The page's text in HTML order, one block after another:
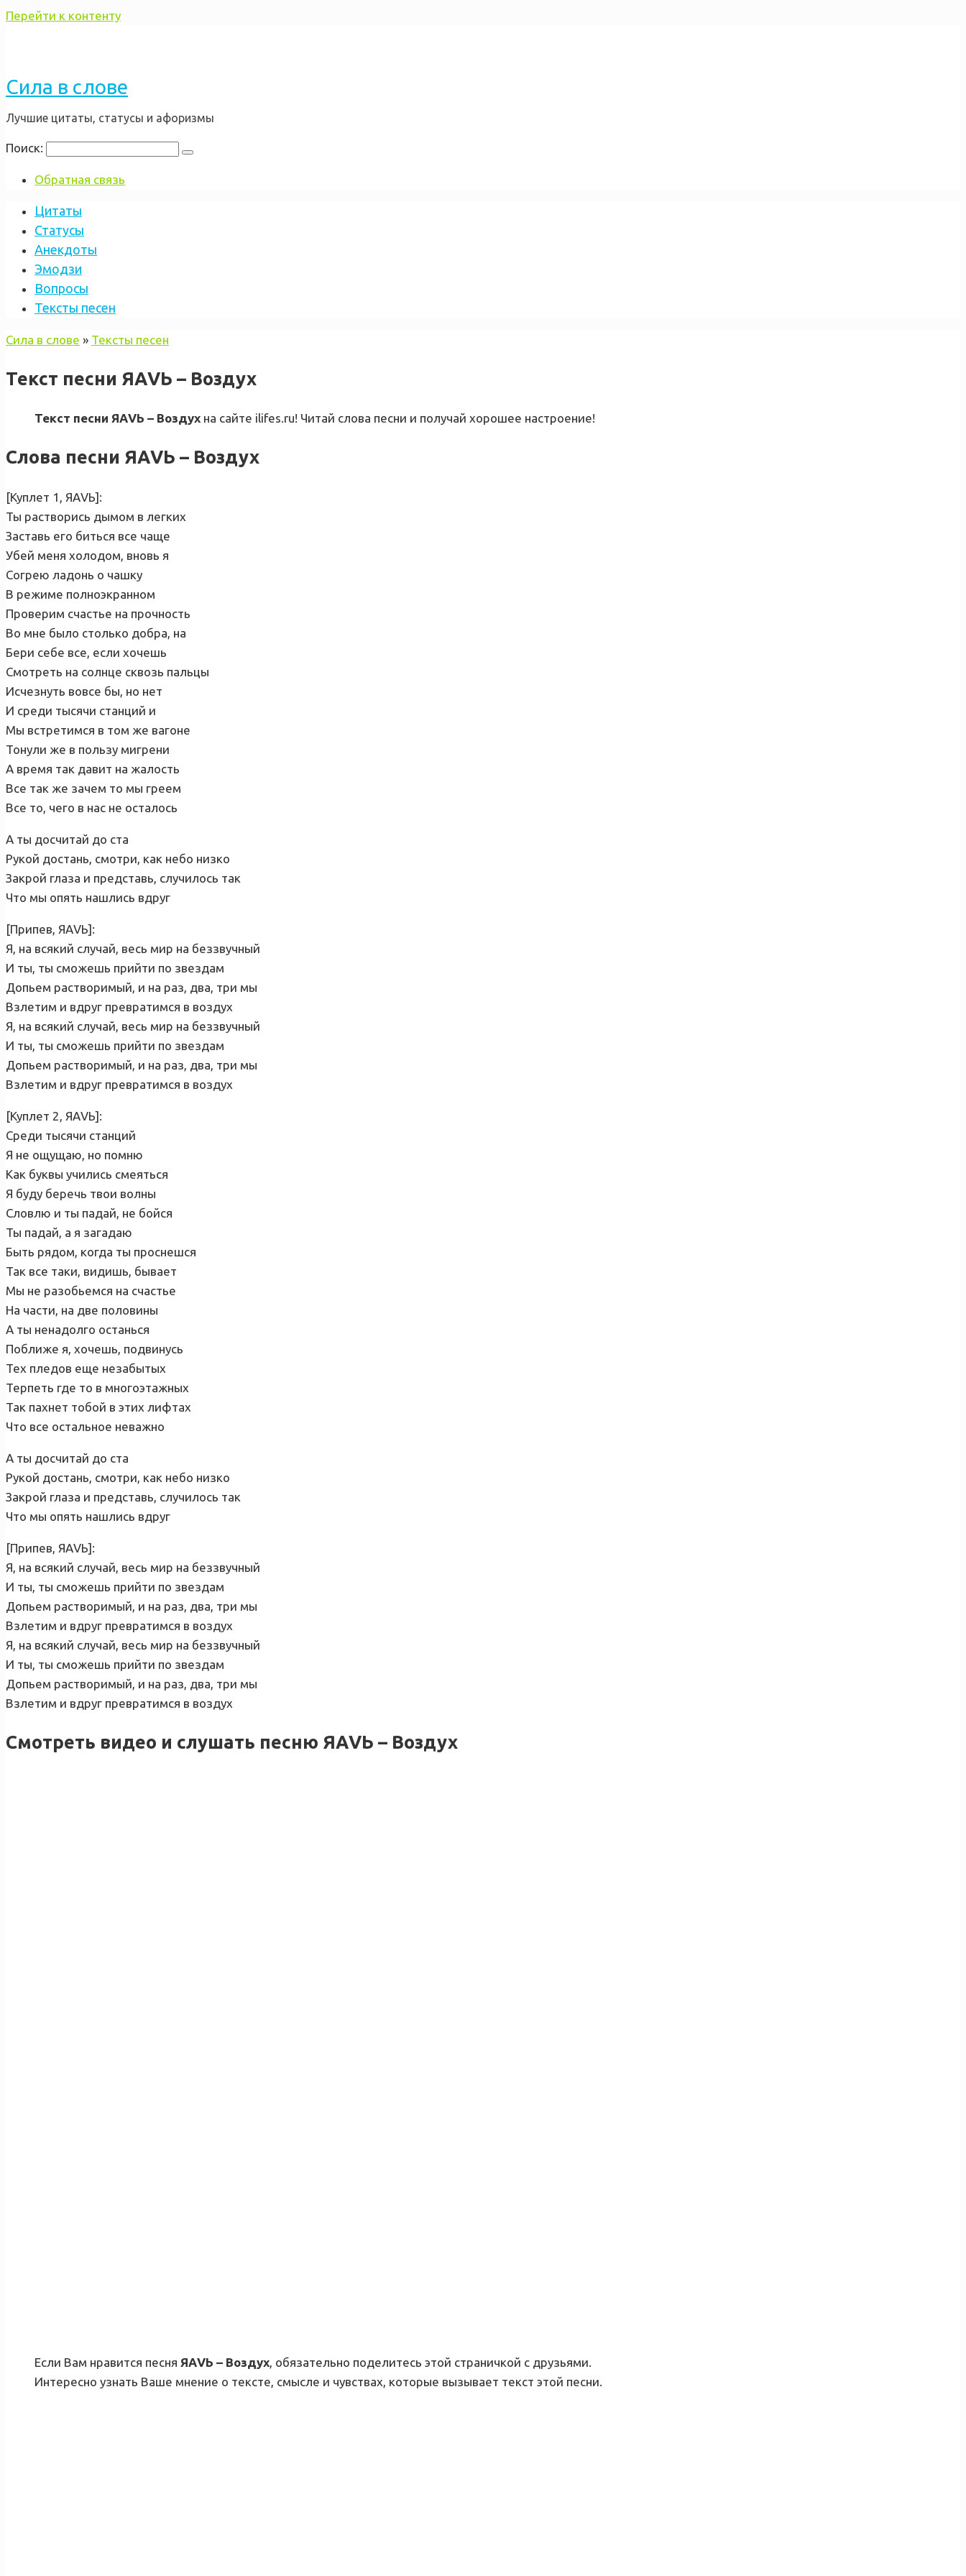
Перейти к контенту
Сила в слове
Лучшие цитаты, статусы и афоризмы
Поиск:
Обратная связь
Цитаты
Статусы
Анекдоты
Эмодзи
Вопросы
Тексты песен
Сила в слове » Тексты песен
Текст песни ЯАVЬ – Воздух
Текст песни ЯАVЬ – Воздух на сайте ilifes.ru! Читай слова песни и получай хорошее настроение!
Слова песни ЯАVЬ – Воздух
[Куплет 1, ЯАVЬ]:
Ты растворись дымом в легких
Заставь его биться все чаще
Убей меня холодом, вновь я
Согрею ладонь о чашку
В режиме полноэкранном
Проверим счастье на прочность
Во мне было столько добра, на
Бери себе все, если хочешь
Смотреть на солнце сквозь пальцы
Исчезнуть вовсе бы, но нет
И среди тысячи станций и
Мы встретимся в том же вагоне
Тонули же в пользу мигрени
А время так давит на жалость
Все так же зачем то мы греем
Все то, чего в нас не осталось
А ты досчитай до ста
Рукой достань, смотри, как небо низко
Закрой глаза и представь, случилось так
Что мы опять нашлись вдруг
[Припев, ЯАVЬ]:
Я, на всякий случай, весь мир на беззвучный
И ты, ты сможешь прийти по звездам
Допьем растворимый, и на раз, два, три мы
Взлетим и вдруг превратимся в воздух
Я, на всякий случай, весь мир на беззвучный
И ты, ты сможешь прийти по звездам
Допьем растворимый, и на раз, два, три мы
Взлетим и вдруг превратимся в воздух
[Куплет 2, ЯАVЬ]:
Среди тысячи станций
Я не ощущаю, но помню
Как буквы учились смеяться
Я буду беречь твои волны
Словлю и ты падай, не бойся
Ты падай, а я загадаю
Быть рядом, когда ты проснешся
Так все таки, видишь, бывает
Мы не разобьемся на счастье
На части, на две половины
А ты ненадолго останься
Поближе я, хочешь, подвинусь
Тех пледов еще незабытых
Терпеть где то в многоэтажных
Так пахнет тобой в этих лифтах
Что все остальное неважно
А ты досчитай до ста
Рукой достань, смотри, как небо низко
Закрой глаза и представь, случилось так
Что мы опять нашлись вдруг
[Припев, ЯАVЬ]:
Я, на всякий случай, весь мир на беззвучный
И ты, ты сможешь прийти по звездам
Допьем растворимый, и на раз, два, три мы
Взлетим и вдруг превратимся в воздух
Я, на всякий случай, весь мир на беззвучный
И ты, ты сможешь прийти по звездам
Допьем растворимый, и на раз, два, три мы
Взлетим и вдруг превратимся в воздух
Смотреть видео и слушать песню ЯАVЬ – Воздух
Если Вам нравится песня ЯАVЬ – Воздух , обязательно поделитесь этой страничкой с друзьями.
Интересно узнать Ваше мнение о тексте, смысле и чувствах, которые вызывает текст этой песни.